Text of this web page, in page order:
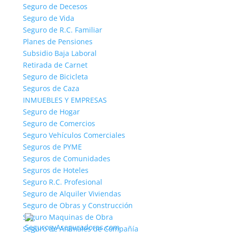
Seguro de Decesos
Seguro de Vida
Seguro de R.C. Familiar
Planes de Pensiones
Subsidio Baja Laboral
Retirada de Carnet
Seguro de Bicicleta
Seguros de Caza
INMUEBLES Y EMPRESAS
Seguro de Hogar
Seguro de Comercios
Seguro Vehículos Comerciales
Seguros de PYME
Seguros de Comunidades
Seguros de Hoteles
Seguro R.C. Profesional
Seguro de Alquiler Viviendas
Seguro de Obras y Construcción
Seguro Maquinas de Obra
Seguro de Animales de Compañía
Otros seguros: destinados a ofrecer una amplia
variedad de coberturas y garantías para cada tipo de
actividad, con beneficios y asistencia integral
garantizada. – Responsabilidad civil – Mascota & cia
– Tandem – Swing – Cobercaza – Coberpesca –
Agropyme – Agropecuaria
Teléfono de Contacto de Mussap Seguros 902 430
470E-mail de Mussap Seguros:
mussap@mussap.net
Valoración y Opinión de Mussap
Seguros
Disponemos de sistema que le permite opinar sobre
Mussap seguros y valorar su experiencia con
Mussap Seguros.